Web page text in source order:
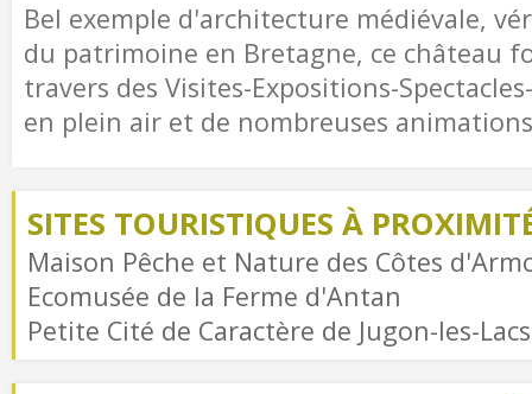
Bel exemple d'architecture médiévale,
du patrimoine en Bretagne, ce château
travers des Visites-Expositions-
en plein air et de nombreuses
SITES TOURISTIQUES À
Maison Pêche et Nature des Côtes
Ecomusée de la Ferme d'Antan
Petite Cité de Caractère de Jugon-les-Lacs